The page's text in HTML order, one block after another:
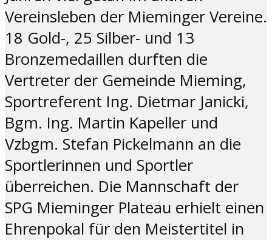
Vereinsleben der Mieminger Vereine.
18 Gold-, 25 Silber- und 13
Bronzemedaillen durften die
Vertreter der Gemeinde Mieming,
Sportreferent Ing. Dietmar Janicki,
Bgm. Ing. Martin Kapeller und
Vzbgm. Stefan Pickelmann an die
Sportlerinnen und Sportler
überreichen. Die Mannschaft der
SPG Mieminger Plateau erhielt einen
Ehrenpokal für den Meistertitel in